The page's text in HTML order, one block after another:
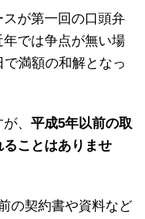
が第一回の口頭弁
では争点が無い場
満額の和解となっ
、 平成5年以前の取
ことはありませ
の契約書や資料など